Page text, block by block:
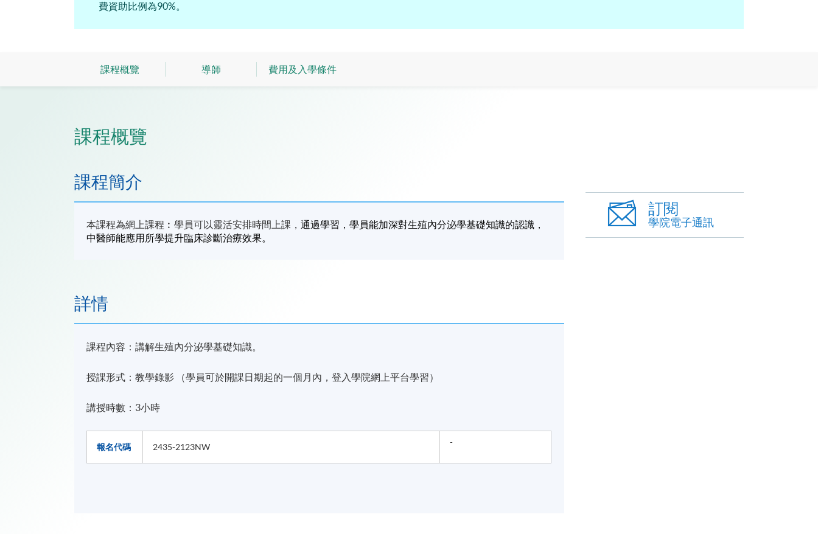
費資助比例為90%。
課程概覽 導師 費用及入學條件
課程概覽
課程簡介
本課程為網上課程︰學員可以靈活安排時間上課，通過學習，學員能加深對生殖內分泌學基礎知識的認識，
中醫師能應用所學提升臨床診斷治療效果。
詳情
課程內容：講解生殖內分泌學基礎知識。
授課形式：教學錄影 （學員可於開課日期起的一個月內，登入學院網上平台學習）
講授時數：3⼩時
報名代碼 2435-2123NW -
訂閱
學院電子通訊